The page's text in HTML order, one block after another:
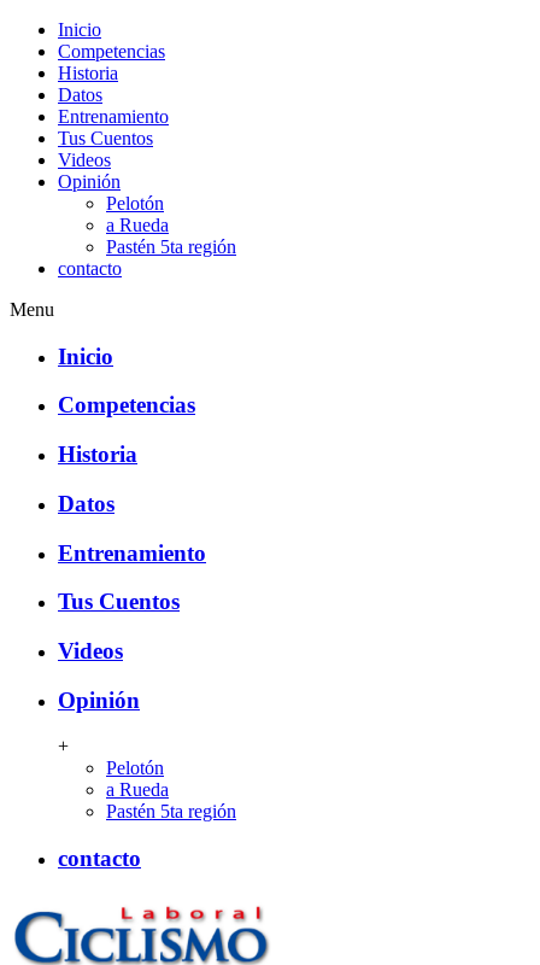
Inicio
Competencias
Historia
Datos
Entrenamiento
Tus Cuentos
Videos
Opinión
Pelotón
a Rueda
Pastén 5ta región
contacto
Menu
Inicio
Competencias
Historia
Datos
Entrenamiento
Tus Cuentos
Videos
Opinión
+
Pelotón
a Rueda
Pastén 5ta región
contacto